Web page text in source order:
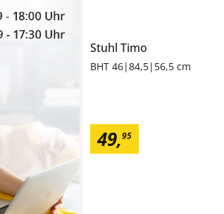
Stuhl Timo
BHT 46|84,5|56,5 cm
49,95